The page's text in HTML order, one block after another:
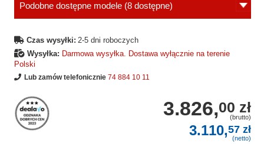
Podobne dostępne modele (8 dostępne)
Czas wysyłki: 2-5 dni roboczych
Wysyłka: Darmowa wysyłka. Dostawa wyłącznie na terenie
Polski
Lub zamów telefonicznie 74 884 10 11
3.826,00 zł
(brutto)
3.110,57 zł
(netto)